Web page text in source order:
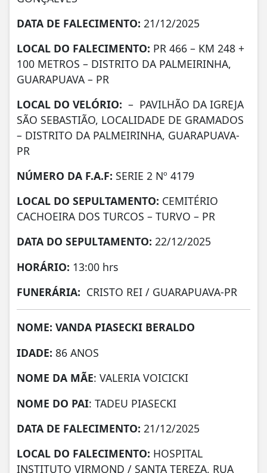
DATA DE FALECIMENTO: 21/12/2025
LOCAL DO FALECIMENTO: PR 466 – KM 248 +
100 METROS – DISTRITO DA PALMEIRINHA,
GUARAPUAVA – PR
LOCAL DO VELÓRIO: – PAVILHÃO DA IGREJA
SÃO SEBASTIÃO, LOCALIDADE DE GRAMADOS
– DISTRITO DA PALMEIRINHA, GUARAPUAVA-
PR
NÚMERO DA F.A.F: SERIE 2 Nº 4179
LOCAL DO SEPULTAMENTO: CEMITÉRIO
CACHOEIRA DOS TURCOS – TURVO – PR
DATA DO SEPULTAMENTO: 22/12/2025
HORÁRIO: 13:00 hrs
FUNERÁRIA: CRISTO REI / GUARAPUAVA-PR
NOME: VANDA PIASECKI BERALDO
IDADE: 86 ANOS
NOME DA MÃE: VALERIA VOICICKI
NOME DO PAI: TADEU PIASECKI
DATA DE FALECIMENTO: 21/12/2025
LOCAL DO FALECIMENTO: HOSPITAL
INSTITUTO VIRMOND / SANTA TEREZA, RUA